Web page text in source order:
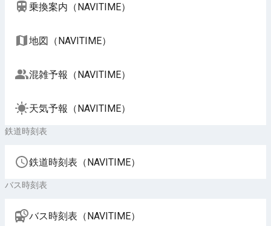
乗換案内（NAVITIME）
地図（NAVITIME）
混雑予報（NAVITIME）
天気予報（NAVITIME）
鉄道時刻表
鉄道時刻表（NAVITIME）
バス時刻表
バス時刻表（NAVITIME）